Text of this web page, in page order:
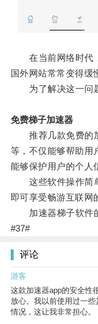
在当前网络时代，
国外网站常常变得缓
为了解决这一问题
免费梯子加速器
推荐几款免费的加
等，不仅能够帮助用
能够保护用户的个人
这些软件操作简单
即可享受畅游互联网
加速器梯子软件的
#37#
评论
游客
这款加速器app的安全性
放心。我以前使用过一
情况，这让我非常担心。